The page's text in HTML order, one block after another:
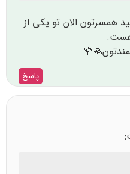
همسرتون الان تو یکی از
پاسخ